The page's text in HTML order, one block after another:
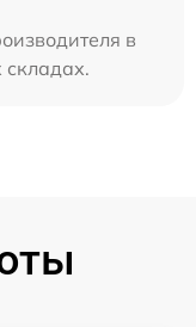
в
складах.